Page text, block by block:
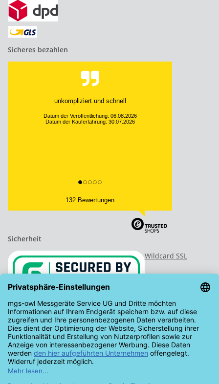
Sicheres bezahlen
unkompliziert und schnell
Datum der Veröffentlichung: 06.08.2026
Datum der Kauferfahrung: 30.07.2026
132 Bewertungen
Sicherheit
Wildcard SSL